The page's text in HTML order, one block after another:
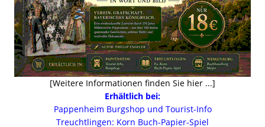
[Weitere Informationen finden Sie hier ...]
Erhältlich bei:
Pappenheim Burgshop und Tourist-Info
Treuchtlingen: Korn Buch-Papier-Spiel